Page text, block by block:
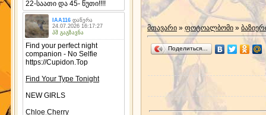
მთავარი » ფოტოალბომი »
Поделиться…